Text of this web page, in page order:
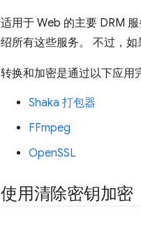
适用于 Web 的主要 DRM
绍所有这些服务。 不过，如
转换和加密是通过以下应用
Shaka 打包器
FFmpeg
OpenSSL
使用清除密钥加密